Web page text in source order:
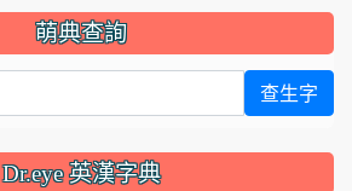
萌典查詢
查生字
Dr.eye 英漢字典